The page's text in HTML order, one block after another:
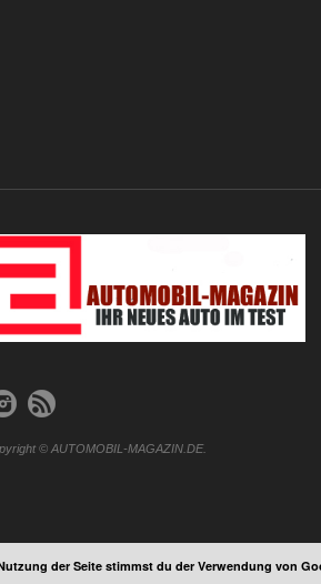
© AUTOMOBIL-MAGAZIN.DE.
der Seite stimmst du der Verwendung von